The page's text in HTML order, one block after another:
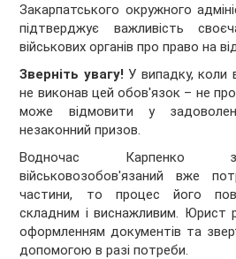
Закарпатського окружного
підтверджує важливість
військових органів про право на
Зверніть увагу! У випадку, коли
не виконав цей обов'язок – не
може відмовити у
незаконний призов.
Водночас Карпенко
військовозобов'язаний вже
частини, то процес його
складним і виснажливим. Юрист
оформленням документів та
допомогою в разі потреби.